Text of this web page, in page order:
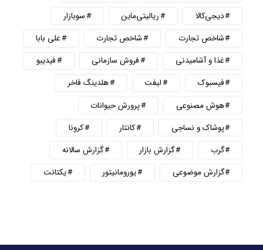
دیجی‌کالا
ریالیتی‌ماین
سوبازار
شاخص تجارت
شاخص تجارت
علی بابا
غذا و آشامیدنی
فروش سازمانی
فیدیبو
فیسبوک
لیفت
هلدینگ فاخر
هوش مصنوعی
پرورش حیوانات
پوشاک و نساجی
کانتار
کرونا
گرب
گزارش بازار
گزارش سالانه
گزارش موضوعی
یورومانیتور یکتانت